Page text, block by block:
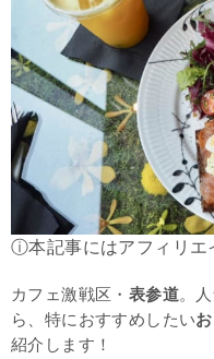
ⓘ本記事にはアフィリエ
カフェ激戦区・ 表参道。
ら、特におすすめしたい
紹介します！